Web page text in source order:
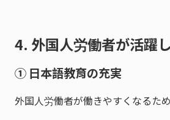
4. 外国人労働者が活躍
① 日本語教育の充実
外国人労働者が働きやすくなるた